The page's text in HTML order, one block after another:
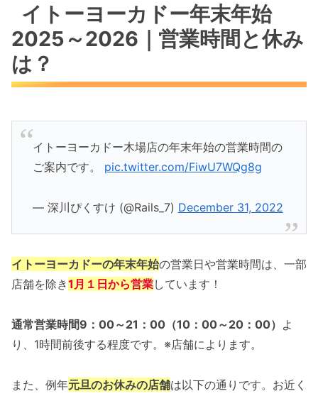
イトーヨーカドー年末年始
2025～2026｜営業時間と休み
は？
イトーヨーカドー木場店の年末年始の営業時間の
ご案内です。 pic.twitter.com/FiwU7WQg8g
— 深川ぴくすけ (@Rails_7) December 31, 2022
イトーヨーカドーの年末年始の営業日や営業時間は、一部
店舗を除き1月１日から営業しています！
通常営業時間9：00～21：00（10：00～20：00） よ
り、1時間前後する程度です。※店舗によります。
また、例年元旦のお休みの店舗は以下の通りです。お近く